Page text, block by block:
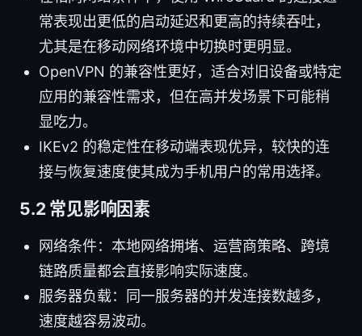
常表现出更低的启动延迟和更高的持续吞吐，
尤其是在移动网络环境中切换时更明显。
OpenVPN 的兼容性更好，适合对旧设备或特定
应用的兼容性需求，但在高并发场景下可能稍
显吃力。
IKEv2 的稳定性在移动端表现优异，较快的连
接与恢复速度使其成为手机用户的常用选择。
5.2 常见影响因素
网络条件：本地网络拥堵、运营商策略、跨境
链路质量都会直接影响实际速度。
服务器负载：同一服务器的并发连接数越多，
速度越容易波动。